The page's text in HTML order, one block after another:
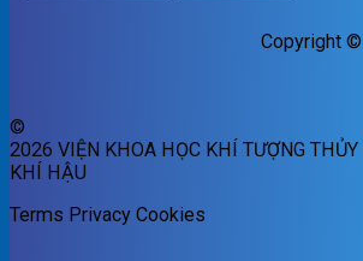
Copyright
©
2026 VIỆN KHOA HỌC KHÍ TƯỢNG
KHÍ HẬU
Terms Privacy Cookies